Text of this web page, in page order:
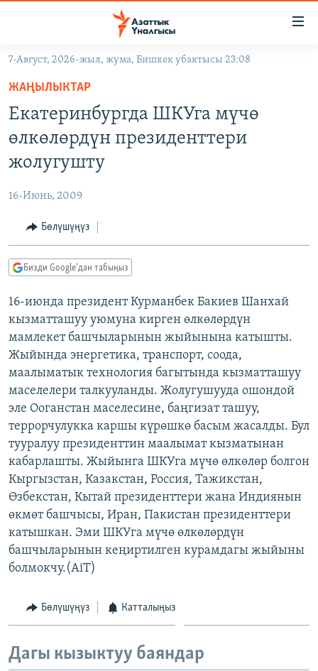
Навигацияга
өтүңүз
Издөөгө
салыңызКЫРГЫЗСТАН
МАДАНИЯТ
ТВ ПРОГРАММАЛАР
БҮГҮН АЗАТТЫКТА
ДАНИСТЕ
ЭЖЕ-СИҢДИЛЕР
АЗАТТЫК+
ПОДКАСТ
ОНЛАЙН ШЕРИНЕ
ЭЕ/АРнун бардык сайттары
7-Август, 2026-жыл, жума, Бишкек убактысы 23:08
ЖАҢЫЛЫКТАР
Екатеринбургда ШКУга мүчө
өлкөлөрдүн президенттери
жолугушту
16-Июнь, 2009
Бөлүшүңүз
Бизди Google'дан табыңыз
16-июнда президент Курманбек Бакиев Шанхай
кызматташуу уюмуна кирген өлкөлөрдүн
мамлекет башчыларынын жыйынына катышты.
Жыйында энергетика, транспорт, соода,
маалыматык технология багытында кызматташуу
маселелери талкууланды. Жолугушууда ошондой
эле Ооганстан маселесине, баңгизат ташуу,
террорчулукка каршы күрөшкө басым жасалды. Бул
тууралуу президенттин маалымат кызматынан
кабарлашты. Жыйынга ШКУга мүчө өлкөлөр болгон
Кыргызстан, Казакстан, Россия, Тажикстан,
Өзбекстан, Кытай президенттери жана Индиянын
өкмөт башчысы, Иран, Пакистан президенттери
катышкан. Эми ШКУга мүчө өлкөлөрдүн
башчыларынын кеңиртилген курамдагы жыйыны
болмокчу.(AiT)
Бөлүшүңүз Катталыңыз
Дагы кызыктуу баяндар